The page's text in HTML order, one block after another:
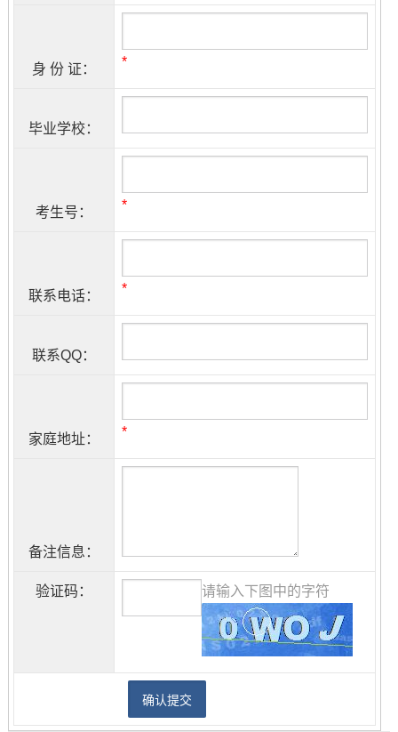
身 份 证： *
毕业学校：
考生号： *
联系电话： *
联系QQ：
家庭地址： *
备注信息：
验证码： 请输入下图中的字符